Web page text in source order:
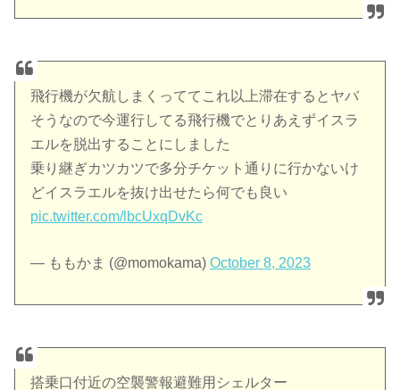
飛行機が欠航しまくっててこれ以上滞在するとヤバ
そうなので今運行してる飛行機でとりあえずイスラ
エルを脱出することにしました
乗り継ぎカツカツで多分チケット通りに行かないけ
どイスラエルを抜け出せたら何でも良い
pic.twitter.com/lbcUxqDvKc
— ももかま (@momokama)October 8, 2023
搭乗口付近の空襲警報避難用シェルター